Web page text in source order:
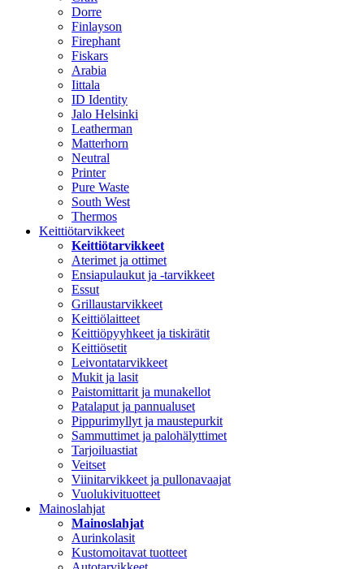
Dorre
Finlayson
Firephant
Fiskars
Arabia
Iittala
ID Identity
Jalo Helsinki
Leatherman
Matterhorn
Neutral
Printer
Pure Waste
South West
Thermos
Keittiötarvikkeet
Keittiötarvikkeet
Aterimet ja ottimet
Ensiapulaukut ja -tarvikkeet
Essut
Grillaustarvikkeet
Keittiölaitteet
Keittiöpyyhkeet ja tiskirätit
Keittiösetit
Leivontatarvikkeet
Mukit ja lasit
Paistomittarit ja munakellot
Patalaput ja pannualuset
Pippurimyllyt ja maustepurkit
Sammuttimet ja palohälyttimet
Tarjoiluastiat
Veitset
Viinitarvikkeet ja pullonavaajat
Vuolukivituotteet
Mainoslahjat
Mainoslahjat
Aurinkolasit
Kustomoitavat tuotteet